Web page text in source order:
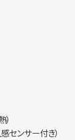
センサー付き）